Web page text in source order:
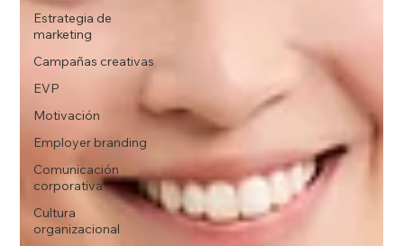
Estrategia de
marketing
Campañas creativas
EVP
Motivación
Employer branding
Comunicación
corporativa
Cultura
organizacional